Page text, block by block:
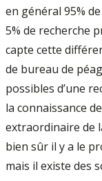
en général 95%
5% de recherche
capte cette
de bureau de
possibles d’une
la connaissance
extraordinaire de
bien sûr il y a le
mais il existe des